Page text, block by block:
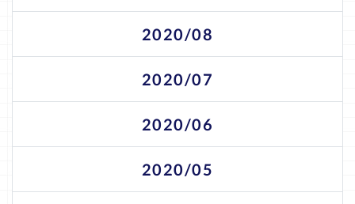
2020/08
2020/07
2020/06
2020/05